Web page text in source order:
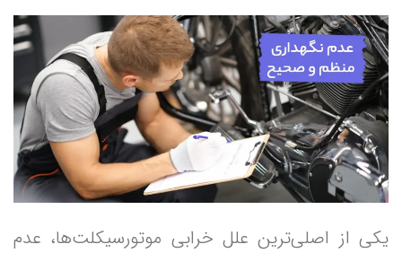
یکی از اصلی‌ترین علل خرابی موتورسیکلت‌ها، عدم